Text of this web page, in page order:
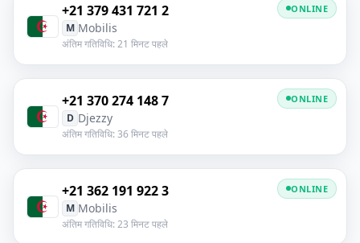
+21 379 431 721 2
M Mobilis
अंतिम गतिविधि: 21 मिनट पहले
ONLINE
+21 370 274 148 7
D Djezzy
अंतिम गतिविधि: 36 मिनट पहले
ONLINE
+21 362 191 922 3
M Mobilis
अंतिम गतिविधि: 23 मिनट पहले
ONLINE